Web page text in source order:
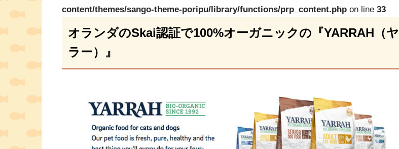
content/themes/sango-theme-poripu/library/functions/prp_content.php on line 33
オランダのSkai認証で100%オーガニックの『YARRAH（ヤ
ラー）』